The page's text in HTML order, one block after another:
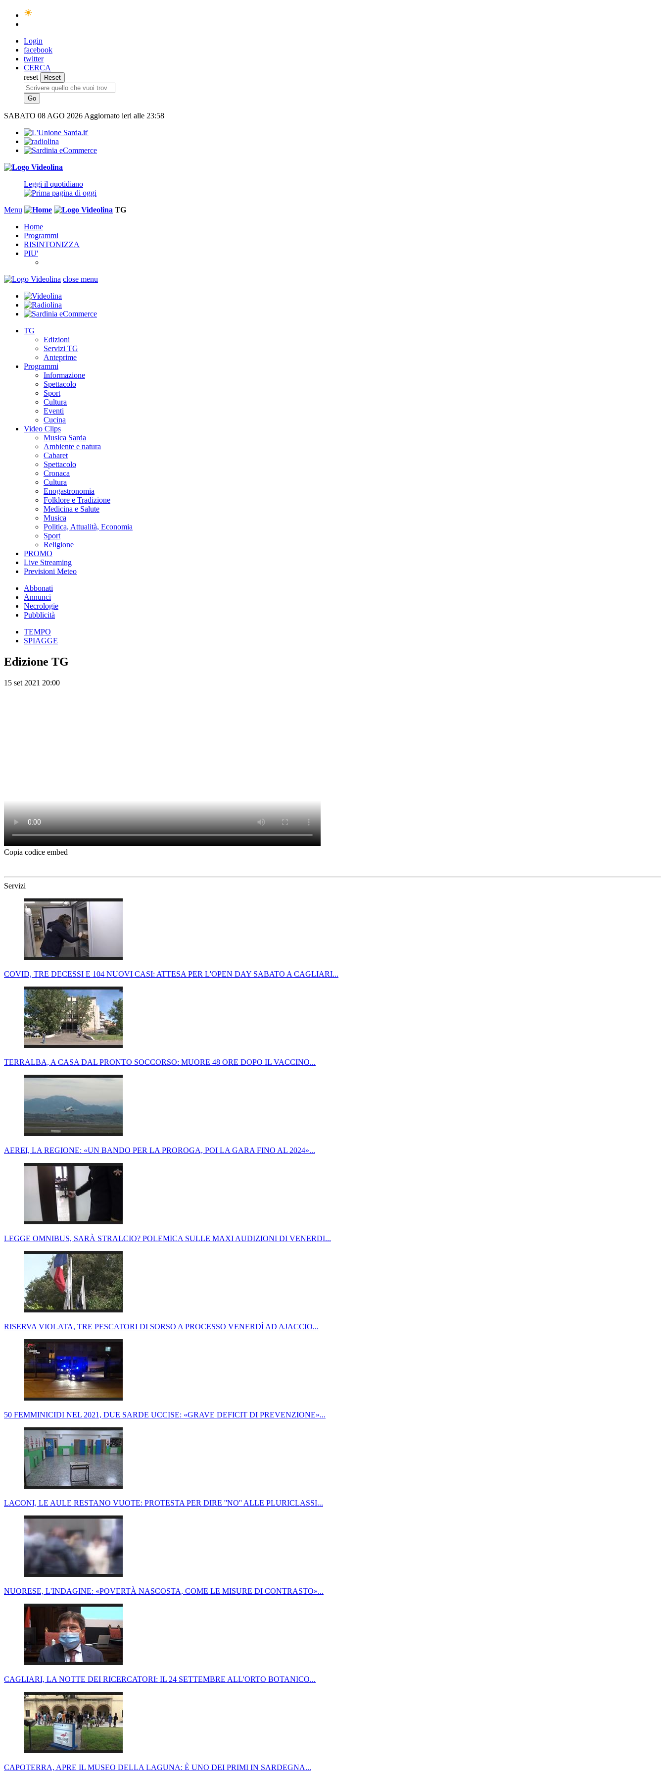
Login
facebook
twitter
CERCA
reset
SABATO 08 AGO 2026 Aggiornato ieri alle 23:58
Leggi il quotidiano
Menu
TG
Home
Programmi
RISINTONIZZA
PIU'
close menu
TG
Edizioni
Servizi TG
Anteprime
Programmi
Informazione
Spettacolo
Sport
Cultura
Eventi
Cucina
Video Clips
Musica Sarda
Ambiente e natura
Cabaret
Spettacolo
Cronaca
Cultura
Enogastronomia
Folklore e Tradizione
Medicina e Salute
Musica
Politica, Attualità, Economia
Sport
Religione
PROMO
Live Streaming
Previsioni Meteo
Abbonati
Annunci
Necrologie
Pubblicità
TEMPO
SPIAGGE
Edizione TG
15 set 2021 20:00
Copia codice embed
Servizi
COVID, TRE DECESSI E 104 NUOVI CASI: ATTESA PER L'OPEN DAY SABATO A CAGLIARI...
TERRALBA, A CASA DAL PRONTO SOCCORSO: MUORE 48 ORE DOPO IL VACCINO...
AEREI, LA REGIONE: «UN BANDO PER LA PROROGA, POI LA GARA FINO AL 2024»...
LEGGE OMNIBUS, SARÀ STRALCIO? POLEMICA SULLE MAXI AUDIZIONI DI VENERDI...
RISERVA VIOLATA, TRE PESCATORI DI SORSO A PROCESSO VENERDÌ AD AJACCIO...
50 FEMMINICIDI NEL 2021, DUE SARDE UCCISE: «GRAVE DEFICIT DI PREVENZIONE»...
LACONI, LE AULE RESTANO VUOTE: PROTESTA PER DIRE ''NO'' ALLE PLURICLASSI...
NUORESE, L'INDAGINE: «POVERTÀ NASCOSTA, COME LE MISURE DI CONTRASTO»...
CAGLIARI, LA NOTTE DEI RICERCATORI: IL 24 SETTEMBRE ALL'ORTO BOTANICO...
CAPOTERRA, APRE IL MUSEO DELLA LAGUNA: È UNO DEI PRIMI IN SARDEGNA...